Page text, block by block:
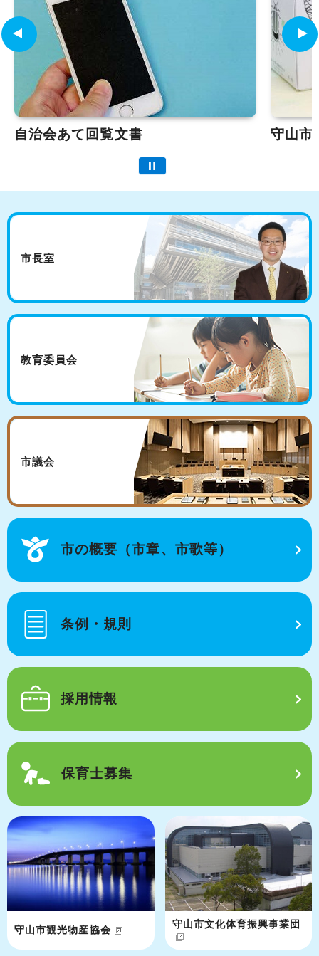
自治会あて回覧文書 守山市
市長室
教育委員会
市議会
市の概要（市章、市歌等）
条例・規則
採用情報
保育士募集
守山市観光物産協会
守山市文化体育振興事業団